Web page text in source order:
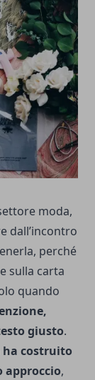
moda,
dall’incontro
perché
sulla carta
quando
giusto.
costruito
approccio,